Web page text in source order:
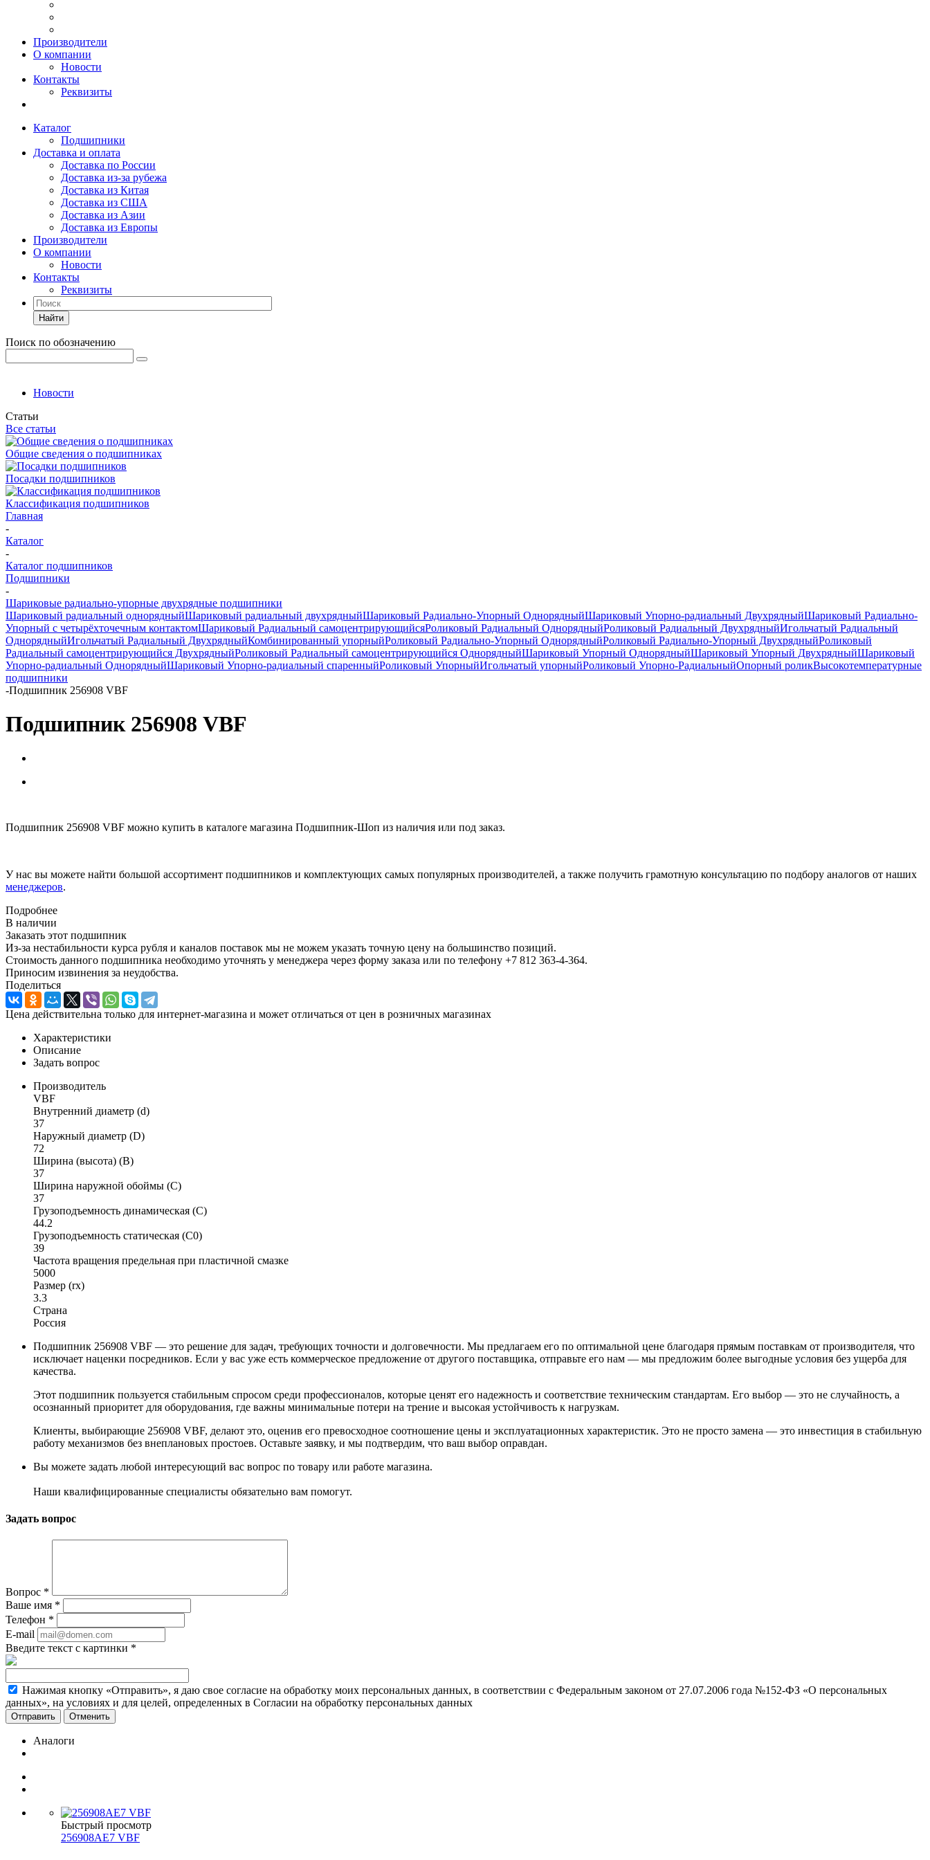
Производители
О компании
Новости
Контакты
Реквизиты
Каталог
Подшипники
Доставка и оплата
Доставка по России
Доставка из-за рубежа
Доставка из Китая
Доставка из США
Доставка из Азии
Доставка из Европы
Производители
О компании
Новости
Контакты
Реквизиты
Найти
Поиск по обозначению
Новости
Статьи
Все статьи
Общие сведения о подшипниках
Посадки подшипников
Классификация подшипников
Главная
-
Каталог
-
Каталог подшипников
Подшипники
-
Шариковые радиально-упорные двухрядные подшипники
Шариковый радиальный однорядныйШариковый радиальный двухрядныйШариковый Радиально-Упорный ОднорядныйШариковый Упорно-радиальный ДвухрядныйШариковый Радиально-
Упорный с четырёхточечным контактомШариковый Радиальный самоцентрирующийсяРоликовый Радиальный ОднорядныйРоликовый Радиальный ДвухрядныйИгольчатый Радиальный
ОднорядныйИгольчатый Радиальный ДвухрядныйКомбинированный упорныйРоликовый Радиально-Упорный ОднорядныйРоликовый Радиально-Упорный ДвухрядныйРоликовый
Радиальный самоцентрирующийся ДвухрядныйРоликовый Радиальный самоцентрирующийся ОднорядныйШариковый Упорный ОднорядныйШариковый Упорный ДвухрядныйШариковый
Упорно-радиальный ОднорядныйШариковый Упорно-радиальный спаренныйРоликовый УпорныйИгольчатый упорныйРоликовый Упорно-РадиальныйОпорный роликВысокотемпературные
подшипники
-Подшипник 256908 VBF
Подшипник 256908 VBF
Подшипник 256908 VBF можно купить в каталоге магазина Подшипник-Шоп из наличия или под заказ.
У нас вы можете найти большой ассортимент подшипников и комплектующих самых популярных производителей, а также получить грамотную консультацию по подбору аналогов от наших
менеджеров.
Подробнее
В наличии
Заказать этот подшипник
Из-за нестабильности курса рубля и каналов поставок мы не можем указать точную цену на большинство позиций.
Стоимость данного подшипника необходимо уточнять у менеджера через форму заказа или по телефону +7 812 363-4-364.
Приносим извинения за неудобства.
Поделиться
Цена действительна только для интернет-магазина и может отличаться от цен в розничных магазинах
Характеристики
Описание
Задать вопрос
Производитель
VBF
Внутренний диаметр (d)
37
Наружный диаметр (D)
72
Ширина (высота) (B)
37
Ширина наружной обоймы (C)
37
Грузоподъемность динамическая (C)
44.2
Грузоподъемность статическая (C0)
39
Частота вращения предельная при пластичной смазке
5000
Размер (rx)
3.3
Страна
Россия
Подшипник 256908 VBF — это решение для задач, требующих точности и долговечности. Мы предлагаем его по оптимальной цене благодаря прямым поставкам от производителя, что
исключает наценки посредников. Если у вас уже есть коммерческое предложение от другого поставщика, отправьте его нам — мы предложим более выгодные условия без ущерба для
качества.
Этот подшипник пользуется стабильным спросом среди профессионалов, которые ценят его надежность и соответствие техническим стандартам. Его выбор — это не случайность, а
осознанный приоритет для оборудования, где важны минимальные потери на трение и высокая устойчивость к нагрузкам.
Клиенты, выбирающие 256908 VBF, делают это, оценив его превосходное соотношение цены и эксплуатационных характеристик. Это не просто замена — это инвестиция в стабильную
работу механизмов без внеплановых простоев. Оставьте заявку, и мы подтвердим, что ваш выбор оправдан.
Вы можете задать любой интересующий вас вопрос по товару или работе магазина.
Наши квалифицированные специалисты обязательно вам помогут.
Задать вопрос
Вопрос *
Ваше имя *
Телефон *
E-mail
Введите текст с картинки *
Нажимая кнопку «Отправить», я даю свое согласие на обработку моих персональных данных, в соответствии с Федеральным законом от 27.07.2006 года №152-ФЗ «О персональных
данных», на условиях и для целей, определенных в Согласии на обработку персональных данных
Отменить
Аналоги
Быстрый просмотр
256908AЕ7 VBF